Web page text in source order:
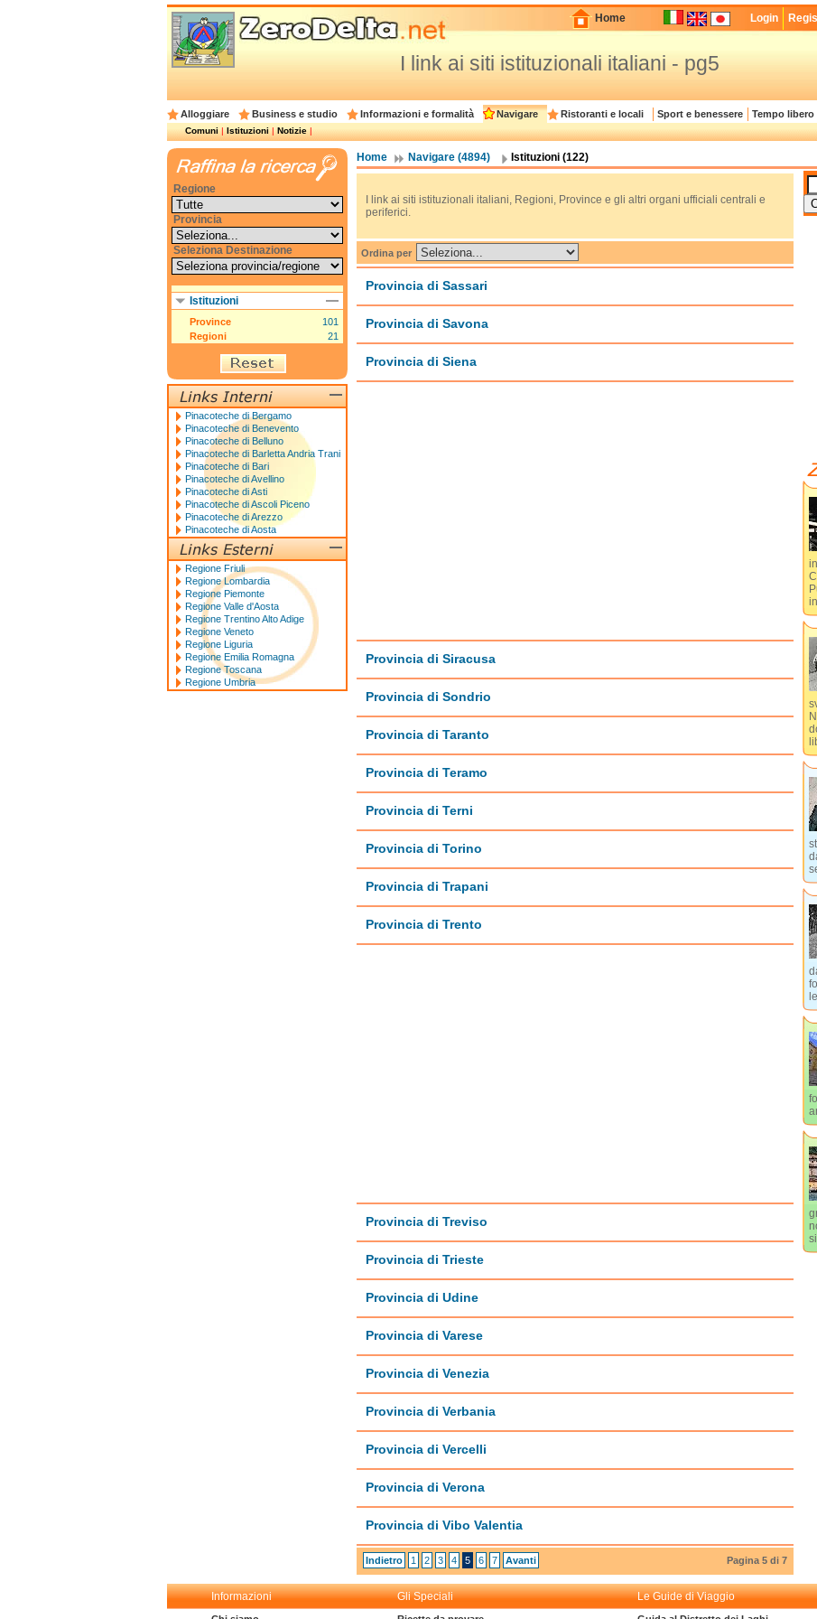
Home Login
I link ai siti istituzionali italiani - pg5
Alloggiare Business e studio Informazioni e formalità Navigare Ristoranti e locali Sport e benessere Tempo libero
Comuni|Istituzioni|Notizie|
Home Navigare (4894) Istituzioni (122)
I link ai siti istituzionali italiani, Regioni, Province e gli altri organi ufficiali centrali e
periferici.
Ordina per
Provincia di Sassari
Provincia di Savona
Provincia di Siena
Provincia di Siracusa
Provincia di Sondrio
Provincia di Taranto
Provincia di Teramo
Provincia di Terni
Provincia di Torino
Provincia di Trapani
Provincia di Trento
Provincia di Treviso
Provincia di Trieste
Provincia di Udine
Provincia di Varese
Provincia di Venezia
Provincia di Verbania
Provincia di Vercelli
Provincia di Verona
Provincia di Vibo Valentia
Indietro 1 2 3 4 5 6 7 Avanti Pagina 5 di 7
Regione
Provincia
Seleziona Destinazione
Istituzioni
Province
101
Regioni
21
Pinacoteche di Bergamo
Pinacoteche di Benevento
Pinacoteche di Belluno
Pinacoteche di Barletta Andria Trani
Pinacoteche di Bari
Pinacoteche di Avellino
Pinacoteche di Asti
Pinacoteche di Ascoli Piceno
Pinacoteche di Arezzo
Pinacoteche di Aosta
Regione Friuli
Regione Lombardia
Regione Piemonte
Regione Valle d'Aosta
Regione Trentino Alto Adige
Regione Veneto
Regione Liguria
Regione Emilia Romagna
Regione Toscana
Regione Umbria
Informazioni Gli Speciali Le Guide di Viaggio